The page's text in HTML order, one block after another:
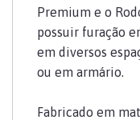
Premium e o
possuir furação
em diversos
ou em armário.
Fabricado em